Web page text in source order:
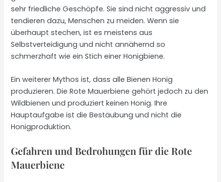
sehr friedliche Geschöpfe. Sie sind nicht aggressiv und
tendieren dazu, Menschen zu meiden. Wenn sie
überhaupt stechen, ist es meistens aus
Selbstverteidigung und nicht annähernd so
schmerzhaft wie ein Stich einer Honigbiene.
Ein weiterer Mythos ist, dass alle Bienen Honig
produzieren. Die Rote Mauerbiene gehört jedoch zu den
Wildbienen und produziert keinen Honig. Ihre
Hauptaufgabe ist die Bestäubung und nicht die
Honigproduktion.
Gefahren und Bedrohungen für die Rote
Mauerbiene